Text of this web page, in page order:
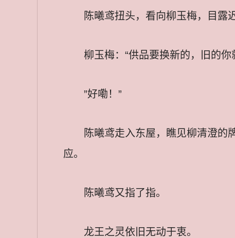
陈曦鸢扭头，看向柳玉梅，目露
柳玉梅：“供品要换新的，旧的
”好嘞！”
陈曦鸢走入东屋，瞧见柳清澄的
应。
陈曦鸢又指了指。
龙王之灵依旧无动于衷。